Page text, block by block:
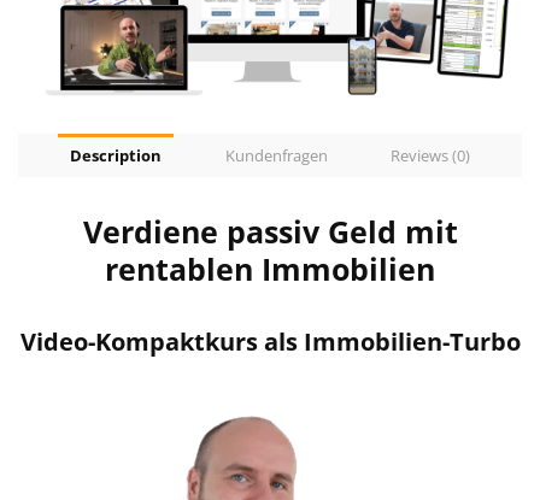
Description Kundenfragen Reviews (0)
Verdiene passiv Geld mit
rentablen Immobilien
Video-Kompaktkurs als Immobilien-Turbo